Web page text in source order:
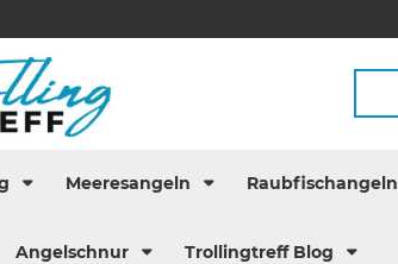
Meeresangeln Raubfischangeln
Angelschnur Trollingtreff Blog